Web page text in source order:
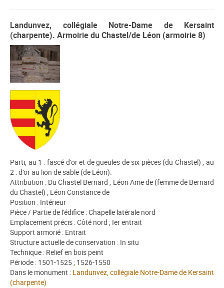
Landunvez, collégiale Notre-Dame de Kersaint
(charpente). Armoirie du Chastel/de Léon (armoirie 8)
Parti, au 1 : fascé d’or et de gueules de six pièces (du Chastel) ; au
2 : d’or au lion de sable (de Léon).
Attribution : Du Chastel Bernard ; Léon Ame de (femme de Bernard
du Chastel) ; Léon Constance de
Position : Intérieur
Pièce / Partie de l'édifice : Chapelle latérale nord
Emplacement précis : Côté nord ; Ier entrait
Support armorié : Entrait
Structure actuelle de conservation : In situ
Technique : Relief en bois peint
Période : 1501-1525 ; 1526-1550
Dans le monument : Landunvez, collégiale Notre-Dame de Kersaint
(charpente)